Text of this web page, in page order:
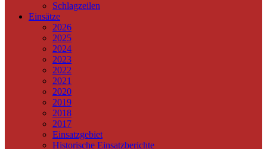
Schlagzeilen
Einsätze
2026
2025
2024
2023
2022
2021
2020
2019
2018
2017
Einsatzgebiet
Historische Einsatzberichte